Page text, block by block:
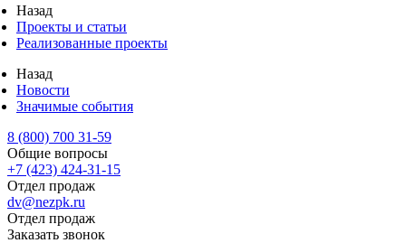
Назад
Проекты и статьи
Реализованные проекты
Назад
Новости
Значимые события
8 (800) 700 31-59
Общие вопросы
+7 (423) 424-31-15
Отдел продаж
dv@nezpk.ru
Отдел продаж
Заказать звонок